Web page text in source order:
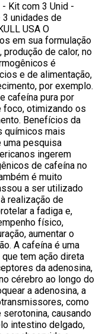
Kit com 3 Unid -
3 unidades de
USA O
em sua formulação
de calor, no
é
e de alimentação,
por exemplo.
cafeína pura por
foco, otimizando os
Benefícios da
químicos mais
uma pesquisa
ingerem
de cafeína no
é muito
a ser utilizado
realização de
a fadiga e,
físico,
aumentar o
A cafeína é uma
tem ação direta
da adenosina,
cérebro ao longo do
a adenosina, a
como
serotonina, causando
intestino delgado,